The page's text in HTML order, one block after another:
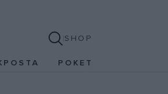
SHOP
POKET